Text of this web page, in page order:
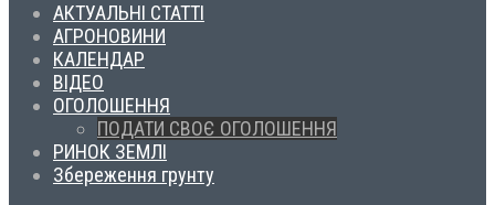
АКТУАЛЬНІ СТАТТІ
АГРОНОВИНИ
КАЛЕНДАР
ВІДЕО
ОГОЛОШЕННЯ
ПОДАТИ СВОЄ ОГОЛОШЕННЯ
РИНОК ЗЕМЛІ
Збереження грунту